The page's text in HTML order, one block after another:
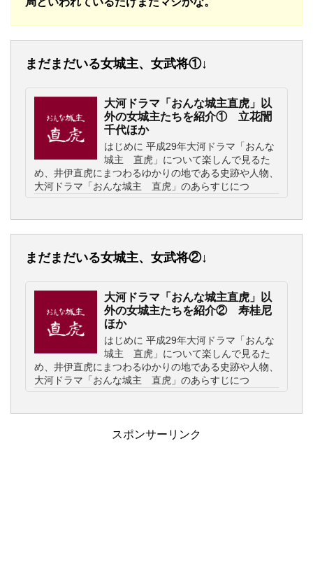
まだまだいる女城主、女武将①↓
大河ドラマ「おんな城主直虎」以
外の女城主たちを紹介① 立花誾
千代ほか
はじめに 平成29年大河ドラマ「おんな
城主 直虎」について楽しんで見るた
め、井伊直虎にまつわるゆかりの地である史跡や人物、
大河ドラマ「おんな城主 直虎」のあらすじにつ
まだまだいる女城主、女武将②↓
大河ドラマ「おんな城主直虎」以
外の女城主たちを紹介② 寿桂尼
ほか
はじめに 平成29年大河ドラマ「おんな
城主 直虎」について楽しんで見るた
め、井伊直虎にまつわるゆかりの地である史跡や人物、
大河ドラマ「おんな城主 直虎」のあらすじにつ
スポンサーリンク